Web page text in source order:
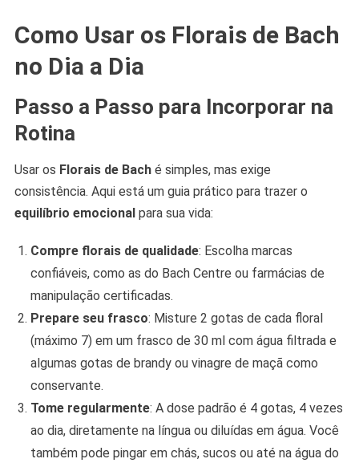
Como Usar os Florais de Bach
no Dia a Dia
Passo a Passo para Incorporar na
Rotina
Usar os Florais de Baché simples, mas exige
consistência. Aqui está um guia prático para trazer o
equilíbrio emocional para sua vida:
Compre florais de qualidade: Escolha marcas
confiáveis, como as do Bach Centre ou farmácias de
manipulação certificadas.
Prepare seu frasco: Misture 2 gotas de cada floral
(máximo 7) em um frasco de 30 ml com água filtrada e
algumas gotas de brandy ou vinagre de maçã como
conservante.
Tome regularmente: A dose padrão é 4 gotas, 4 vezes
ao dia, diretamente na língua ou diluídas em água. Você
também pode pingar em chás, sucos ou até na água do